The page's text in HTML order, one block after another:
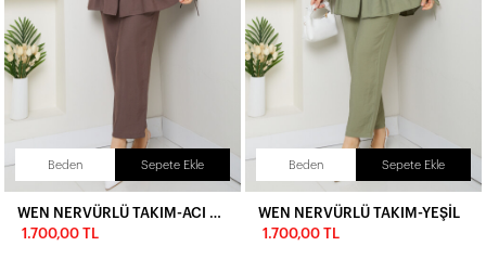
Beden Sepete Ekle
1.700,00 TL
Beden Sepete Ekle
WEN NERVÜRLÜ TAKIM-YEŞİL
1.700,00 TL